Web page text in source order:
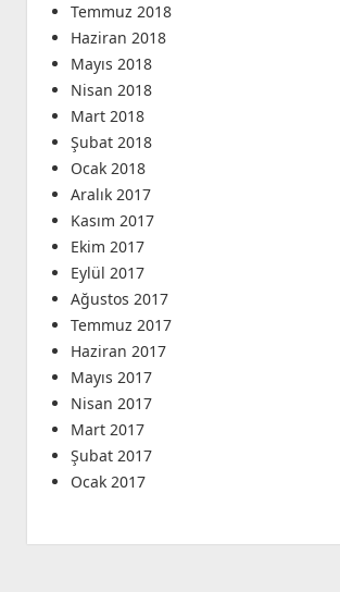
Temmuz 2018
Haziran 2018
Mayıs 2018
Nisan 2018
Mart 2018
Şubat 2018
Ocak 2018
Aralık 2017
Kasım 2017
Ekim 2017
Eylül 2017
Ağustos 2017
Temmuz 2017
Haziran 2017
Mayıs 2017
Nisan 2017
Mart 2017
Şubat 2017
Ocak 2017